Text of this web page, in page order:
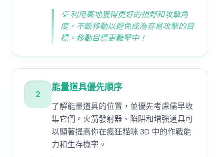
💡利用高地獲得更好的視野和攻擊角
度。不斷移動以避免成為容易攻擊的目
標。移動目標更難擊中！
2
能量道具優先順序
了解能量道具的位置，並優先考慮儘早收
集它們。火箭發射器、陷阱和增強道具可
以顯著提高你在瘋狂貓咪 3D 中的作戰能
力和生存機率。